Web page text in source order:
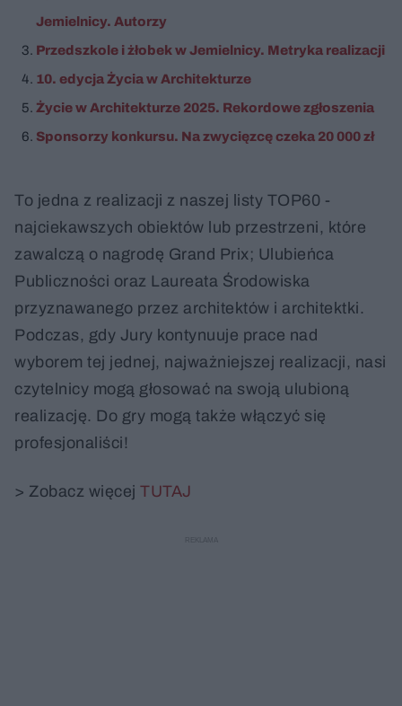
Jemielnicy. Autorzy
Przedszkole i żłobek w Jemielnicy. Metryka realizacji
10. edycja Życia w Architekturze
Życie w Architekturze 2025. Rekordowe zgłoszenia
Sponsorzy konkursu. Na zwycięzcę czeka 20 000 zł
To jedna z realizacji z naszej listy TOP60 -
najciekawszych obiektów lub przestrzeni, które
zawalczą o nagrodę Grand Prix; Ulubieńca
Publiczności oraz Laureata Środowiska
przyznawanego przez architektów i architektki.
Podczas, gdy Jury kontynuuje prace nad
wyborem tej jednej, najważniejszej realizacji, nasi
czytelnicy mogą głosować na swoją ulubioną
realizację. Do gry mogą także włączyć się
profesjonaliści!
> Zobacz więcej TUTAJ